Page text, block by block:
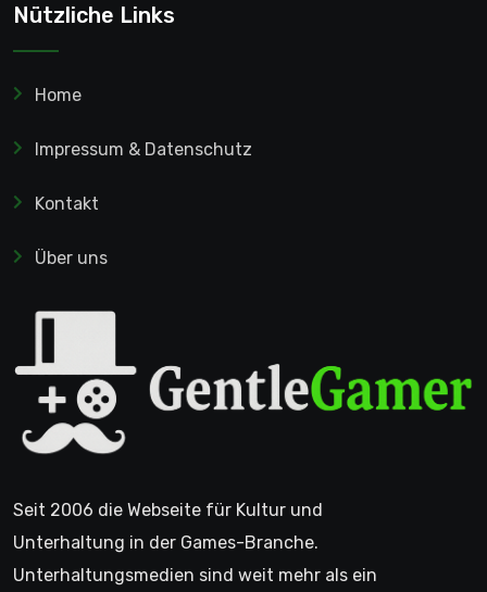
Nützliche Links
Home
Impressum & Datenschutz
Kontakt
Über uns
Seit 2006 die Webseite für Kultur und
Unterhaltung in der Games-Branche.
Unterhaltungsmedien sind weit mehr als ein